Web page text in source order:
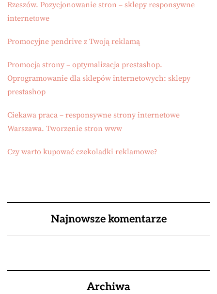
Rzeszów. Pozycjonowanie stron – sklepy responsywne
internetowe
Promocyjne pendrive z Twoją reklamą
Promocja strony – optymalizacja prestashop.
Oprogramowanie dla sklepów internetowych: sklepy
prestashop
Ciekawa praca – responsywne strony internetowe
Warszawa. Tworzenie stron www
Czy warto kupować czekoladki reklamowe?
Najnowsze komentarze
Archiwa